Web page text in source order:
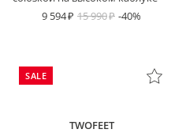
9 594
15 990 -40%
SALE
TWOFEET